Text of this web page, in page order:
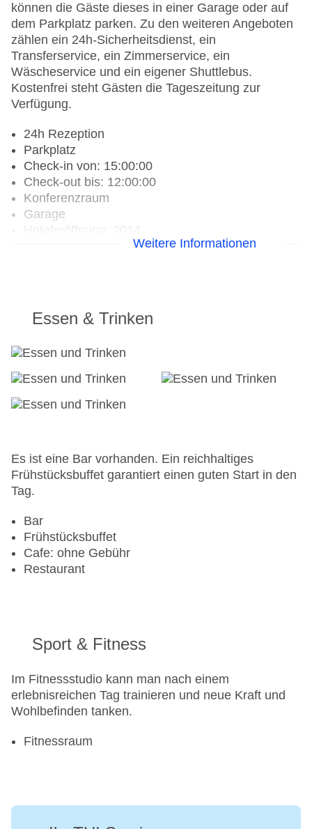
können die Gäste dieses in einer Garage oder auf
dem Parkplatz parken. Zu den weiteren Angeboten
zählen ein 24h-Sicherheitsdienst, ein
Transferservice, ein Zimmerservice, ein
Wäscheservice und ein eigener Shuttlebus.
Kostenfrei steht Gästen die Tageszeitung zur
Verfügung.
24h Rezeption
Parkplatz
Check-in von: 15:00:00
Check-out bis: 12:00:00
Konferenzraum
Garage
Hoteleröffnung: 2014
Anzahl der Aufzüge: 1
Zimmerservice
Gesamtanzahl der Zimmer: 141
Zahlungsarten: American Express, Mastercard,
Landeskategorie: 3 Sterne
Weitere Informationen
Essen & Trinken
Es ist eine Bar vorhanden. Ein reichhaltiges
Frühstücksbuffet garantiert einen guten Start in den
Tag.
Bar
Frühstücksbuffet
Cafe: ohne Gebühr
Restaurant
Sport & Fitness
Im Fitnessstudio kann man nach einem
erlebnisreichen Tag trainieren und neue Kraft und
Wohlbefinden tanken.
Fitnessraum